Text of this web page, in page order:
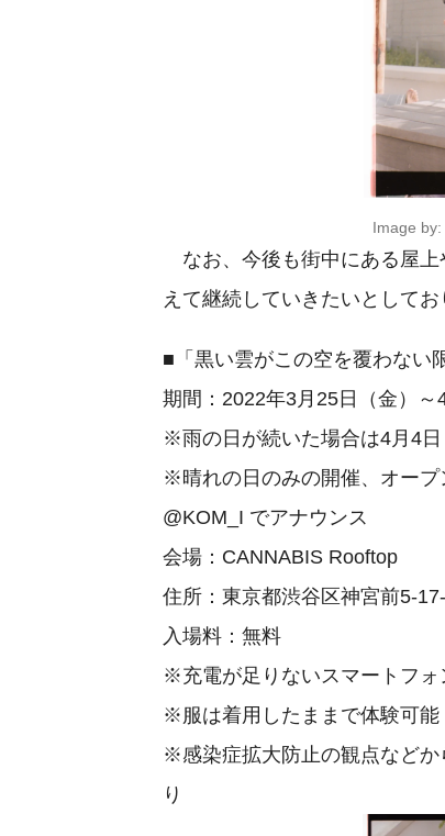
Image
なお、今後も街中にある屋上
えて継続していきたいとして
■「黒い雲がこの空を覆わない
期間：2022年3月25日（金）
※雨の日が続いた場合は4月4
※晴れの日のみの開催、オープ
@KOM_I でアナウンス
会場：CANNABIS Rooftop
住所：東京都渋谷区神宮前5-
入場料：無料
※充電が足りないスマートフォ
※服は着用したままで体験可能
※感染症拡大防止の観点などか
り